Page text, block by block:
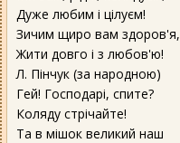
Дуже любим і цілуєм!
Зичим щиро вам здоров'я,
Жити довго і з любов'ю!
Л. Пінчук (за народною)
Гей! Господарі, спите?
Коляду стрічайте!
Та в мішок великий наш